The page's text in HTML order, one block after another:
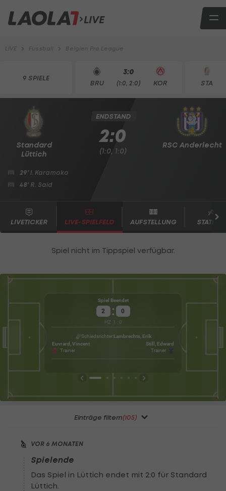
LIVE
LIVE Fussball Belgien Pro League
9 SPIELE
BRU KOR
3:0
(1:0, 2:0) STA
Standard
Lüttich
RSC Anderlecht
ENDSTAND
2:0
(1:0, 1:0)
29' I. Karamoko
48' R. Said
LIVETICKER LIVE-SPIELFELD AUFSTELLUNG
Spiel Beendet
2 : 0
HZ 1 : 0
Lambrechts, Erik
Schiedsrichter
Euvrard, Vincent
Trainer
Still, Edward
Trainer
Einträge filtern(105)
VOR 6 MONATEN
Spielende
Das Spiel in Lüttich endet mit 2:0 für Standard
Lüttich.